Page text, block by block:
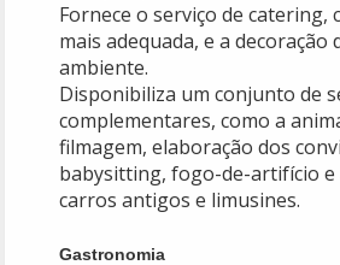
Fornece o serviço de catering,
mais adequada, e a decoração
ambiente.
Disponibiliza um conjunto de
complementares, como a
filmagem, elaboração dos
babysitting, fogo-de-artifício e
carros antigos e limusines.
Gastronomia